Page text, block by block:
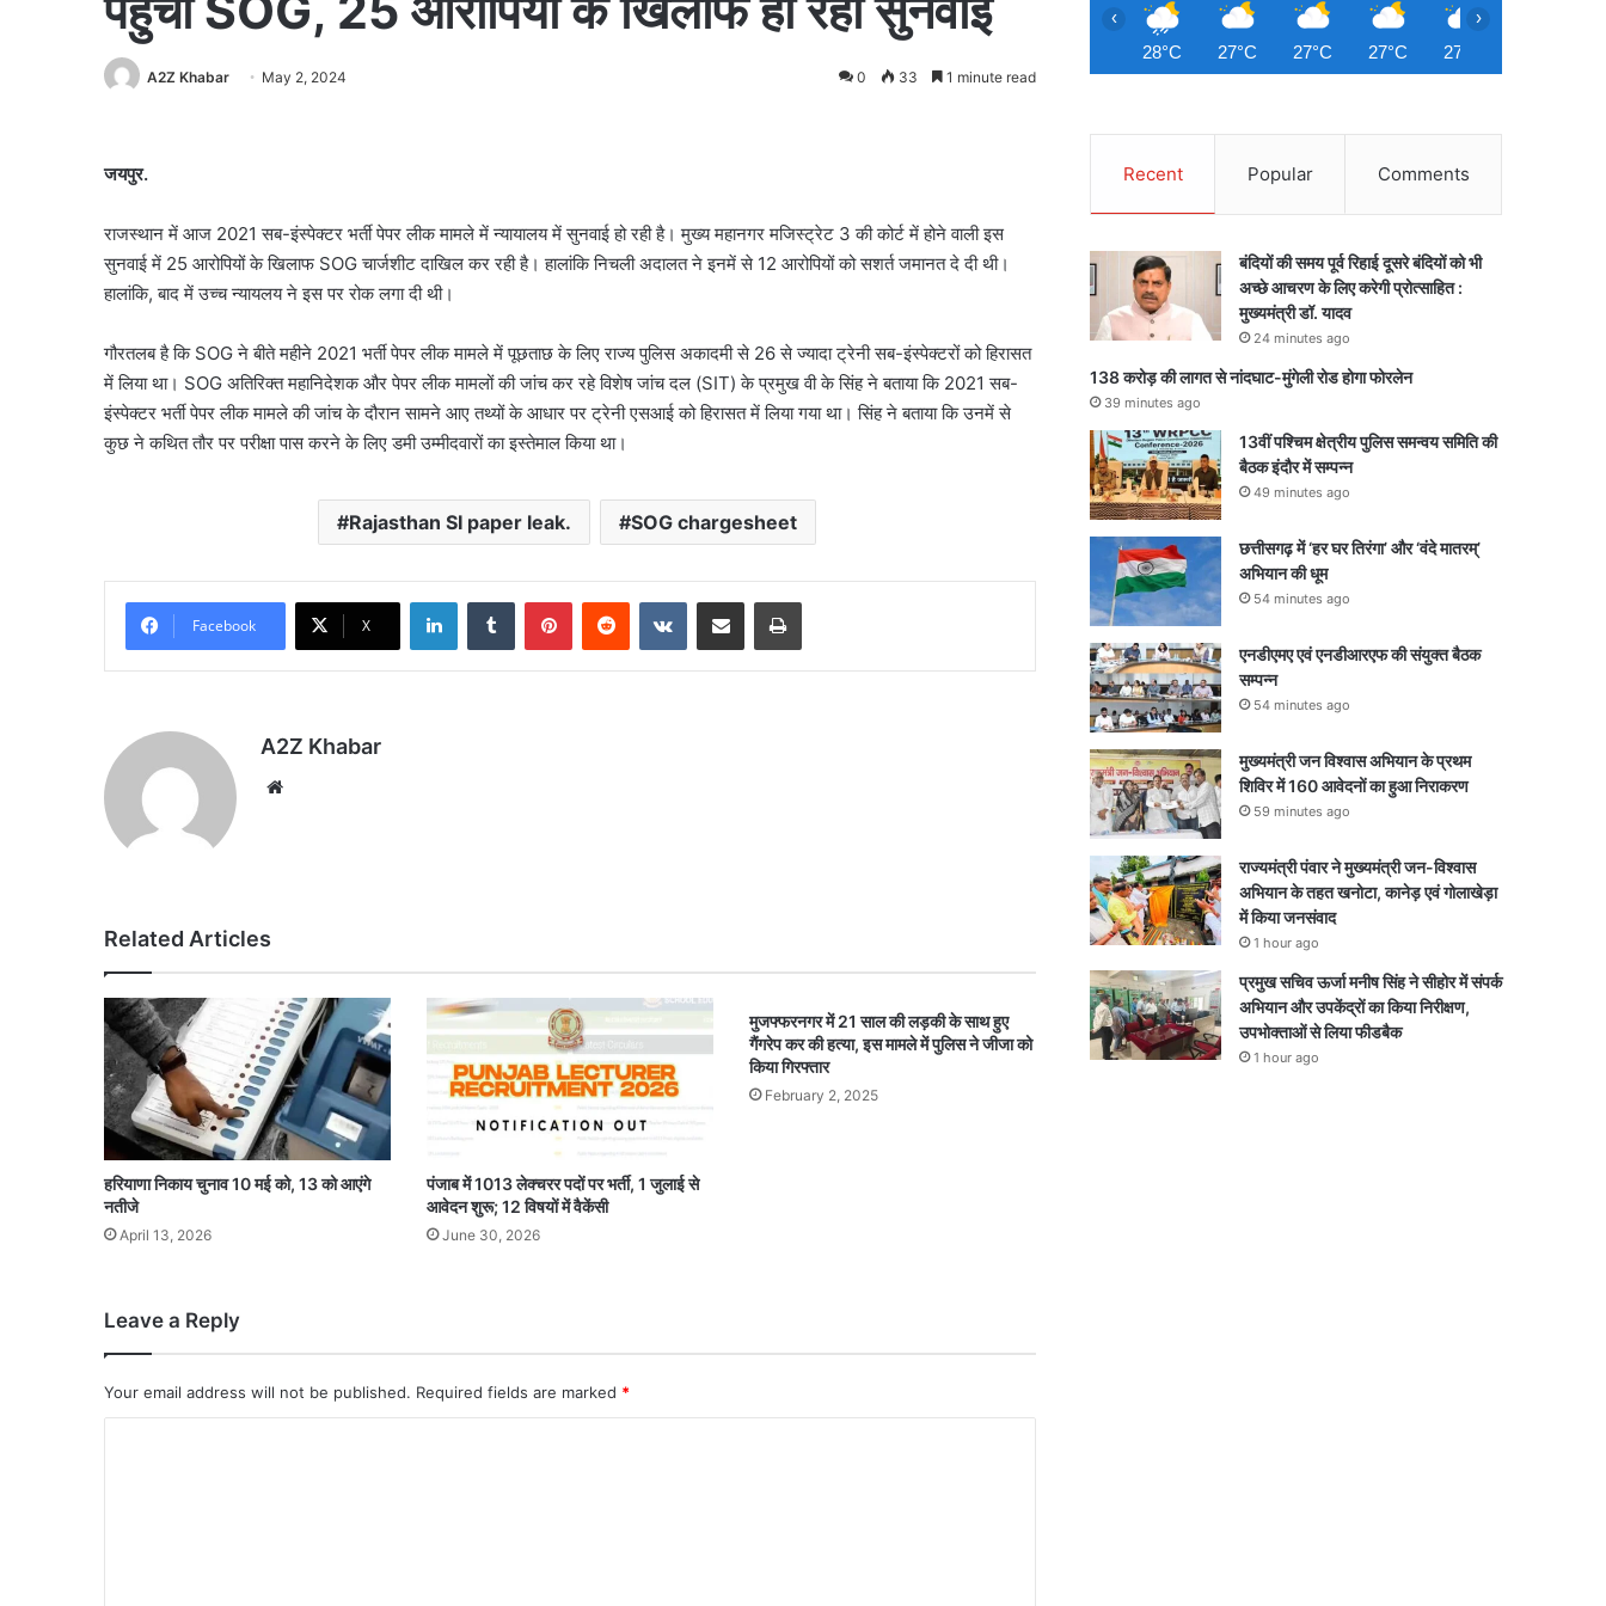
A2Z Khabar May 2, 2024 0 33 1 minute read
जयपुर.
राजस्थान में आज 2021 सब-इंस्पेक्टर भर्ती पेपर लीक मामले में न्यायालय में सुनवाई हो रही है। मुख्य महानगर मजिस्ट्रेट 3 की कोर्ट में होने वाली इस
सुनवाई में 25 आरोपियों के खिलाफ SOG चार्जशीट दाखिल कर रही है। हालांकि निचली अदालत ने इनमें से 12 आरोपियों को सशर्त जमानत दे दी थी।
हालांकि, बाद में उच्च न्यायलय ने इस पर रोक लगा दी थी।
गौरतलब है कि SOG ने बीते महीने 2021 भर्ती पेपर लीक मामले में पूछताछ के लिए राज्य पुलिस अकादमी से 26 से ज्यादा ट्रेनी सब-इंस्पेक्टरों को हिरासत
में लिया था। SOG अतिरिक्त महानिदेशक और पेपर लीक मामलों की जांच कर रहे विशेष जांच दल (SIT) के प्रमुख वी के सिंह ने बताया कि 2021 सब-
इंस्पेक्टर भर्ती पेपर लीक मामले की जांच के दौरान सामने आए तथ्यों के आधार पर ट्रेनी एसआई को हिरासत में लिया गया था। सिंह ने बताया कि उनमें से
कुछ ने कथित तौर पर परीक्षा पास करने के लिए डमी उम्मीदवारों का इस्तेमाल किया था।
Rajasthan SI paper leak. SOG chargesheet
Facebook X
LinkedInTumblr PinterestReddit VKontakteShare via Email Print
A2Z Khabar
Related Articles
हरियाणा निकाय चुनाव 10 मई को, 13 को आएंगे
नतीजे
April 13, 2026
पंजाब में 1013 लेक्चरर पदों पर भर्ती, 1 जुलाई से
आवेदन शुरू; 12 विषयों में वैकेंसी
June 30, 2026
मुजफ्फरनगर में 21 साल की लड़की के साथ हुए
गैंगरेप कर की हत्‍या, इस मामले में पुलिस ने जीजा को
किया गिरफ्तार
February 2, 2025
Leave a Reply
Your email address will not be published. Required fields are marked *
28°C 27°C 27°C 27°C 27°C
‹ ›
Recent Popular Comments
बंदियों की समय पूर्व रिहाई दूसरे बंदियों को भी
अच्छे आचरण के लिए करेगी प्रोत्साहित :
मुख्यमंत्री डॉ. यादव
24 minutes ago
138 करोड़ की लागत से नांदघाट-मुंगेली रोड होगा फोरलेन
39 minutes ago
13वीं पश्चिम क्षेत्रीय पुलिस समन्वय समिति की
बैठक इंदौर में सम्पन्न
49 minutes ago
छत्तीसगढ़ में ‘हर घर तिरंगा’ और ‘वंदे मातरम्’
अभियान की धूम
54 minutes ago
एनडीएमए एवं एनडीआरएफ की संयुक्त बैठक
सम्पन्न
54 minutes ago
मुख्यमंत्री जन विश्वास अभियान के प्रथम
शिविर में 160 आवेदनों का हुआ निराकरण
59 minutes ago
राज्यमंत्री पंवार ने मुख्यमंत्री जन-विश्वास
अभियान के तहत खनोटा, कानेड़ एवं गोलाखेड़ा
में किया जनसंवाद
1 hour ago
प्रमुख सचिव ऊर्जा मनीष सिंह ने सीहोर में संपर्क
अभियान और उपकेंद्रों का किया निरीक्षण,
उपभोक्ताओं से लिया फीडबैक
1 hour ago